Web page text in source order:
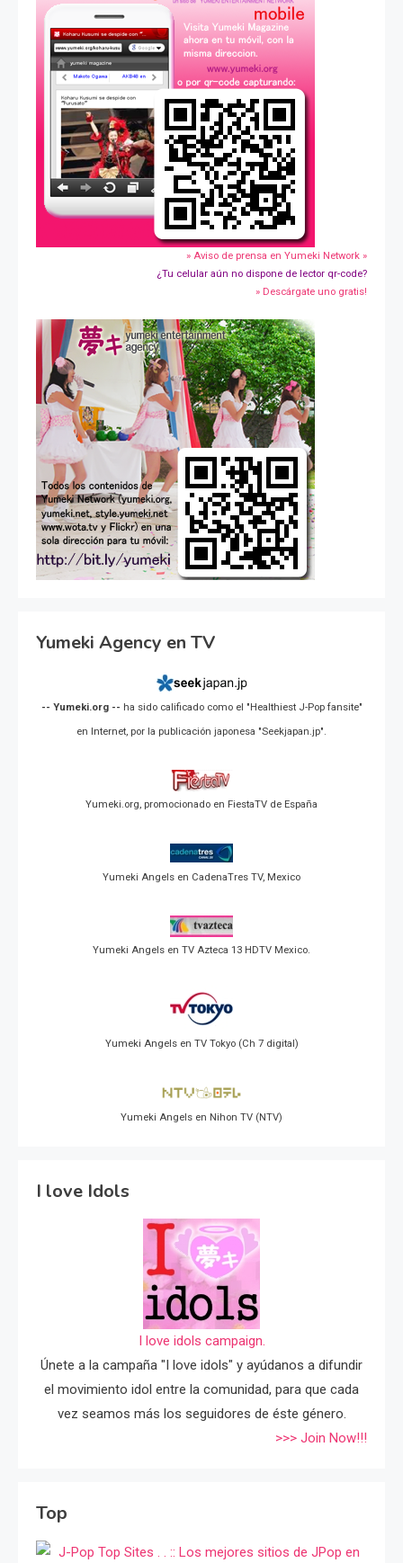
» Aviso de prensa en Yumeki Network »
¿Tu celular aún no dispone de lector qr-code?
» Descárgate uno gratis!
Yumeki Agency en TV
-- Yumeki.org -- ha sido calificado como el "Healthiest J-Pop fansite"
en Internet, por la publicación japonesa "Seekjapan.jp".
Yumeki.org, promocionado en FiestaTV de España
Yumeki Angels en CadenaTres TV, Mexico
Yumeki Angels en TV Azteca 13 HDTV Mexico.
Yumeki Angels en TV Tokyo (Ch 7 digital)
Yumeki Angels en Nihon TV (NTV)
I love Idols
I love idols campaign.
Únete a la campaña "I love idols" y ayúdanos a difundir
el movimiento idol entre la comunidad, para que cada
vez seamos más los seguidores de éste género.
>>> Join Now!!!
Top